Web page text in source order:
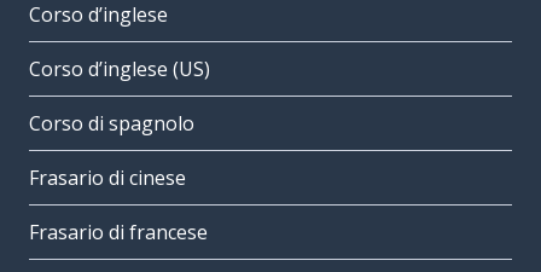
Corso d’inglese
Corso d’inglese (US)
Corso di spagnolo
Frasario di cinese
Frasario di francese